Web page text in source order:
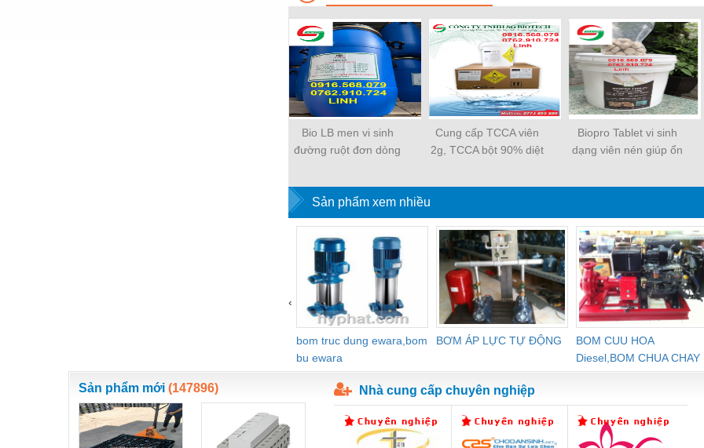
Bio LB men vi sinh
đường ruột đơn dòng
Cung cấp TCCA viên
2g, TCCA bột 90% diệt
Biopro Tablet vi sinh
dạng viên nén giúp ổn
Sản phẩm xem nhiều
bom truc dung ewara,bom
bu ewara
BƠM ÁP LỰC TỰ ĐỘNG
BOM CUU HOA
Diesel,BOM CHUA CHAY
‹
Sản phẩm mới (147896) Nhà cung cấp chuyên nghiệp